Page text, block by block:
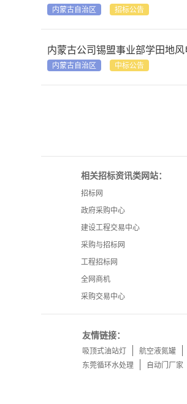
内蒙古自治区 招标公告
内蒙古公司锡盟事业部学田地
内蒙古自治区 中标公告
相关招标资讯类网站：
招标网
政府采购中心
建设工程交易中心
采购与招标网
工程招标网
全网商机
采购交易中心
友情链接：
吸顶式油站灯 航空液氮罐
东莞循环水处理
自动门厂家